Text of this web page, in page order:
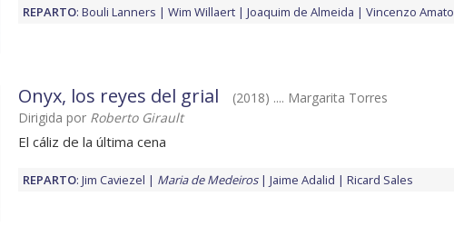
REPARTO: Bouli Lanners Wim Willaert Joaquim de Almeida Vincenzo Amato
Onyx, los reyes del grial
(2018) .... Margarita Torres
Dirigida por Roberto Girault
El cáliz de la última cena
REPARTO: Jim Caviezel Maria de Medeiros Jaime Adalid Ricard Sales